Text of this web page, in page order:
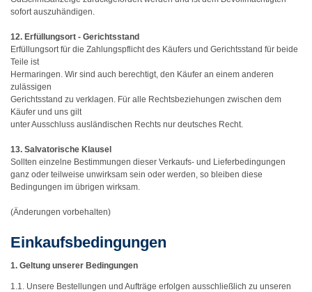
sofort auszuhändigen.
12. Erfüllungsort - Gerichtsstand
Erfüllungsort für die Zahlungspflicht des Käufers und Gerichtsstand für beide
Teile ist
Hermaringen. Wir sind auch berechtigt, den Käufer an einem anderen
zulässigen
Gerichtsstand zu verklagen. Für alle Rechtsbeziehungen zwischen dem
Käufer und uns gilt
unter Ausschluss ausländischen Rechts nur deutsches Recht.
13. Salvatorische Klausel
Sollten einzelne Bestimmungen dieser Verkaufs- und Lieferbedingungen
ganz oder teilweise unwirksam sein oder werden, so bleiben diese
Bedingungen im übrigen wirksam.
(Änderungen vorbehalten)
Einkaufsbedingungen
1. Geltung unserer Bedingungen
1.1. Unsere Bestellungen und Aufträge erfolgen ausschließlich zu unseren